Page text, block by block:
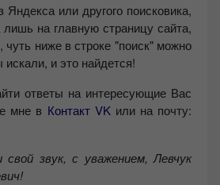
или другого поисковика,
на главную страницу сайта,
чуть ниже в строке "поиск" можно
и это найдется!
ответы на интересующие Вас
мне в Контакт VKили на почту:
звук, с уважением, Левчук